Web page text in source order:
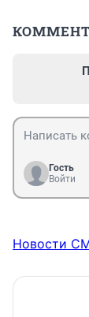
Гость
Войти
Новости